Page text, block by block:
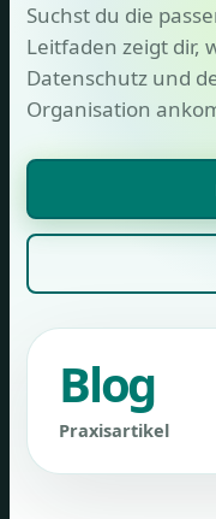
Suchst du die
Leitfaden zeigt dir,
Datenschutz und
Organisation
Blog
Praxisartikel